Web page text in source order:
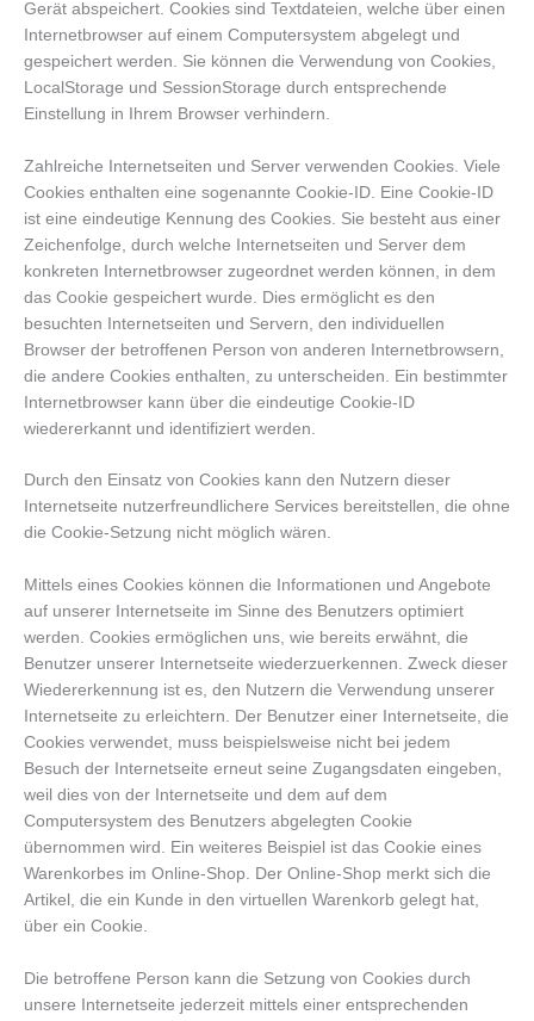
Gerät abspeichert. Cookies sind Textdateien, welche über einen
Internetbrowser auf einem Computersystem abgelegt und
gespeichert werden. Sie können die Verwendung von Cookies,
LocalStorage und SessionStorage durch entsprechende
Einstellung in Ihrem Browser verhindern.
Zahlreiche Internetseiten und Server verwenden Cookies. Viele
Cookies enthalten eine sogenannte Cookie-ID. Eine Cookie-ID
ist eine eindeutige Kennung des Cookies. Sie besteht aus einer
Zeichenfolge, durch welche Internetseiten und Server dem
konkreten Internetbrowser zugeordnet werden können, in dem
das Cookie gespeichert wurde. Dies ermöglicht es den
besuchten Internetseiten und Servern, den individuellen
Browser der betroffenen Person von anderen Internetbrowsern,
die andere Cookies enthalten, zu unterscheiden. Ein bestimmter
Internetbrowser kann über die eindeutige Cookie-ID
wiedererkannt und identifiziert werden.
Durch den Einsatz von Cookies kann den Nutzern dieser
Internetseite nutzerfreundlichere Services bereitstellen, die ohne
die Cookie-Setzung nicht möglich wären.
Mittels eines Cookies können die Informationen und Angebote
auf unserer Internetseite im Sinne des Benutzers optimiert
werden. Cookies ermöglichen uns, wie bereits erwähnt, die
Benutzer unserer Internetseite wiederzuerkennen. Zweck dieser
Wiedererkennung ist es, den Nutzern die Verwendung unserer
Internetseite zu erleichtern. Der Benutzer einer Internetseite, die
Cookies verwendet, muss beispielsweise nicht bei jedem
Besuch der Internetseite erneut seine Zugangsdaten eingeben,
weil dies von der Internetseite und dem auf dem
Computersystem des Benutzers abgelegten Cookie
übernommen wird. Ein weiteres Beispiel ist das Cookie eines
Warenkorbes im Online-Shop. Der Online-Shop merkt sich die
Artikel, die ein Kunde in den virtuellen Warenkorb gelegt hat,
über ein Cookie.
Die betroffene Person kann die Setzung von Cookies durch
unsere Internetseite jederzeit mittels einer entsprechenden